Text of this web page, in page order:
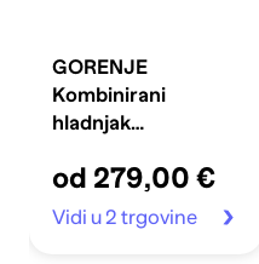
GORENJE
Kombinirani
hladnjak
od 279,00 €
Vidi u 2 trgovine